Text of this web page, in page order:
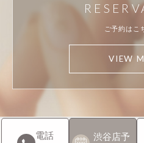
ご予約はこ
VIEW
電話
渋谷店予